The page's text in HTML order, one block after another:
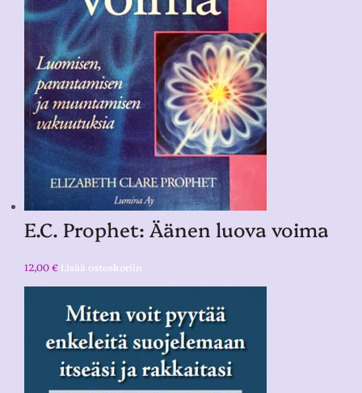
E.C. Prophet: Äänen luova voima
12,00€ Lisää ostoskoriin